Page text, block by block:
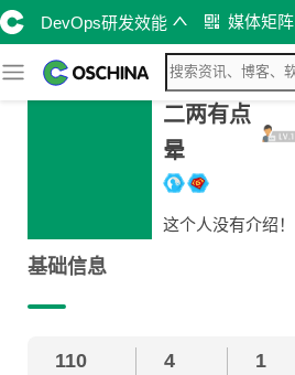
DevOps研发效能 媒体矩阵
二两有点
晕
这个人没有介绍！
基础信息
110 4 1